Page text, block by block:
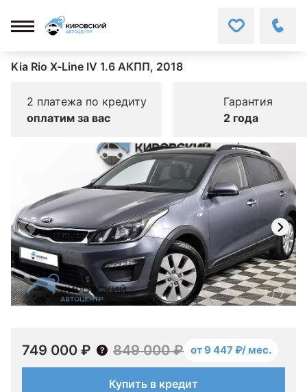
Kia Rio X-Line IV 1.6 АКПП, 2018
2 платежа по кредиту
оплатим за вас
Гарантия
2 года
1/7
749 000 ₽ 849 000 ₽ от 9 447 ₽/ мес.
Купить в кредит